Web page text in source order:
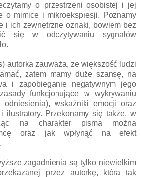
o przestrzeni osobistej i jej
o mimice i mikroekspresji. Poznamy
i ich zewnętrzne oznaki, bowiem bez
się w odczytywaniu sygnałów
autorka zauważa, ze większość ludzi
zatem mamy duże szansę, na
i zapobieganie negatywnym jego
funkcjonujące w wykrywaniu
odniesienia), wskaźniki emocji oraz
ilustratory. Przekonamy się także, w
na charakter pisma można
oraz jak wpłynąć na efekt
zagadnienia są tylko niewielkim
przez autorkę, która tak